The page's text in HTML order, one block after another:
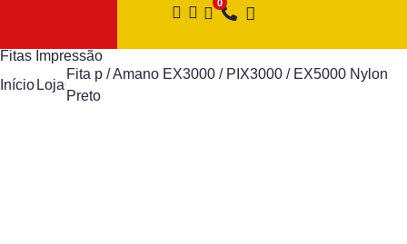
Fitas Impressão
Início Loja
Fita p / Amano EX3000 / PIX3000 / EX5000 Nylon
Preto